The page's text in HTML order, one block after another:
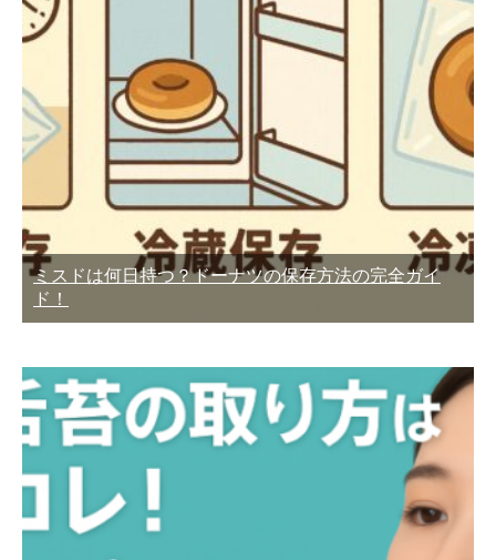
ミスドは何日持つ？ドーナツの保存方法の完全ガイ
ド！